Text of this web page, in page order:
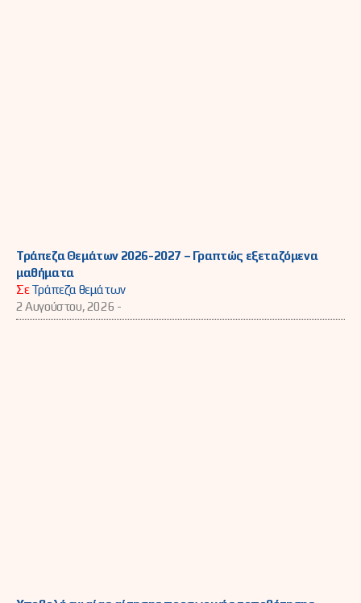
Τράπεζα Θεμάτων 2026-2027 – Γραπτώς εξεταζόμενα
μαθήματα
ΣεΤράπεζα θεμάτων
2 Αυγούστου, 2026 -